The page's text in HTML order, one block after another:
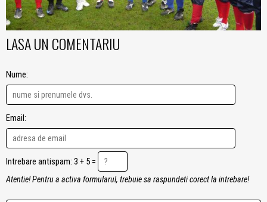
LASA UN COMENTARIU
Nume:
Email:
Intrebare antispam: 3 + 5 =
Atentie! Pentru a activa formularul, trebuie sa raspundeti corect la intrebare!